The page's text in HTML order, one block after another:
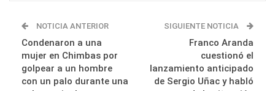
NOTICIA ANTERIOR
Condenaron a una
mujer en Chimbas por
golpear a un hombre
con un palo durante una
SIGUIENTE NOTICIA
Franco Aranda
cuestionó el
lanzamiento anticipado
de Sergio Uñac y habló